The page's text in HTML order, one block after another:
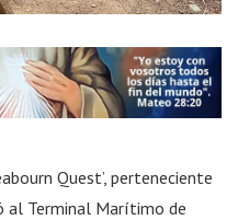
Quest’, perteneciente
al Terminal Marítimo de